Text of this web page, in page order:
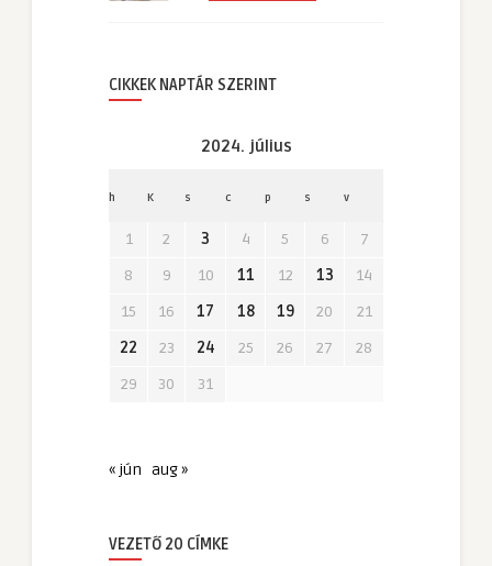
CIKKEK NAPTÁR SZERINT
2024. július
h K s c p s v
1 2 3 4 5 6
7
8
9 10 11 12 13
14
15
16 17 18 19 20
21
22
23 24 25 26 27
28
29
30 31
« jún aug »
VEZETŐ 20 CÍMKE